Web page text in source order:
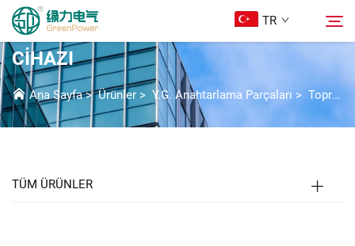
TR
Ürünler
Hakkımızda
TOPRAKLAMA ANAHTARI KILITLEME
CIHAZI
Ana Sayfa>Ürünler > Y.G. Anahtarlama Parçaları > Topraklama Anahtarı İhtiyac Aygıtı
TÜM ÜRÜNLER